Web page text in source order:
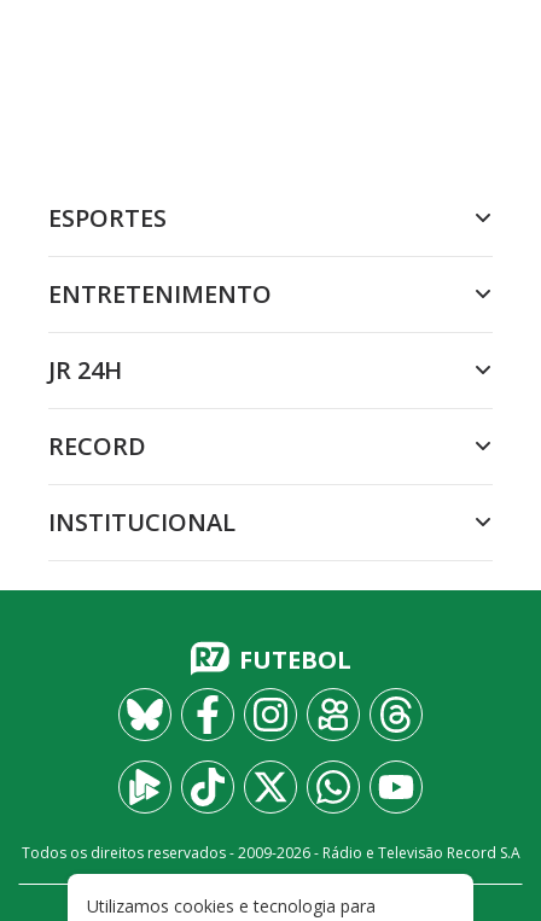
ESPORTES
ENTRETENIMENTO
JR 24H
RECORD
INSTITUCIONAL
FUTEBOL
Todos os direitos reservados - 2009-2026- Rádio e Televisão Record S.A
Utilizamos cookies e tecnologia para